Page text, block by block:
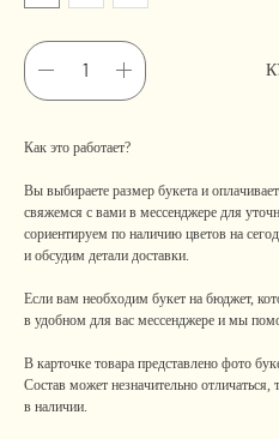
Как это работает?
Вы выбираете размер букета и
свяжемся с вами в мессенджере для
сориентируем по наличию цветов на
и обсудим детали доставки.
Если вам необходим букет на бюджет,
в удобном для вас мессенджере и мы
В карточке товара представлено фото
Состав может незначительно
в наличии.